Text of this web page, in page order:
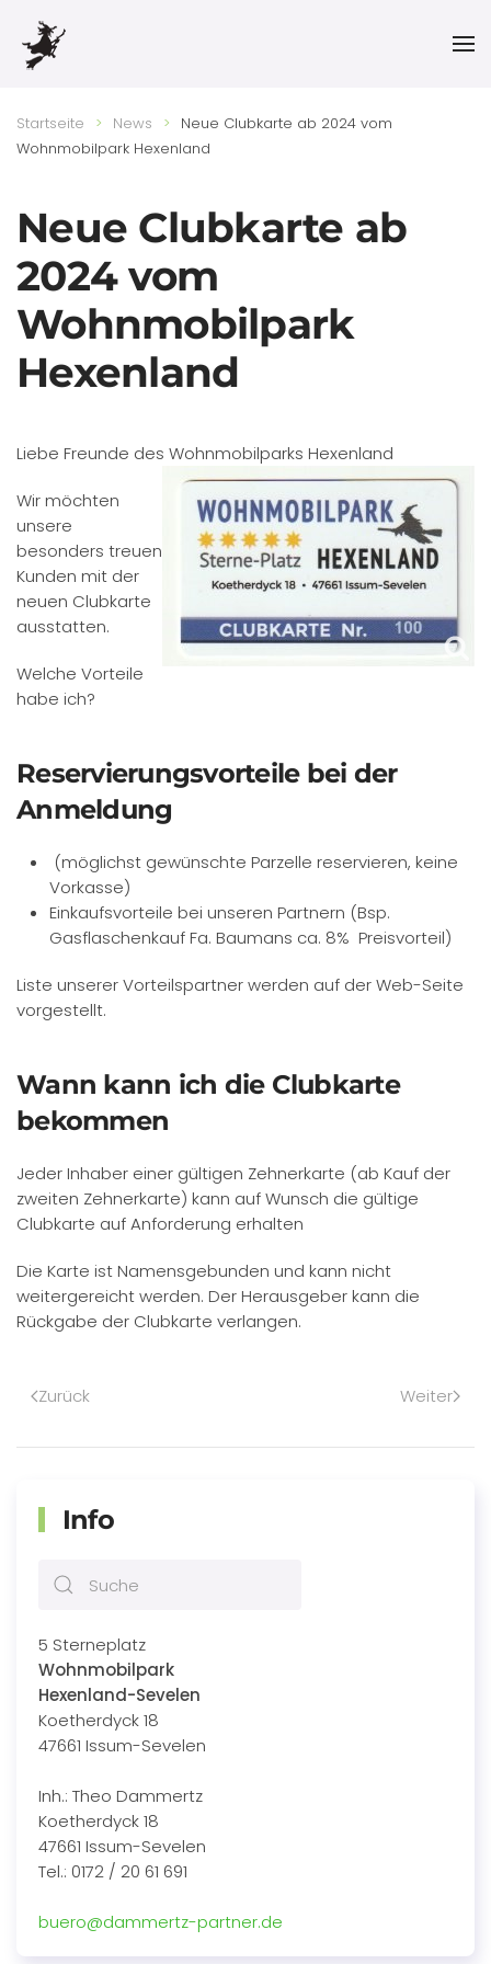
Skip to main content
Startseite News
Neue Clubkarte ab 2024 vom
Wohnmobilpark Hexenland
Neue Clubkarte ab
2024 vom
Wohnmobilpark
Hexenland
Liebe Freunde des Wohnmobilparks Hexenland
Wir möchten
unsere
besonders treuen
Kunden mit der
neuen Clubkarte
ausstatten.
Welche Vorteile
habe ich?
Reservierungsvorteile bei der
Anmeldung
(möglichst gewünschte Parzelle reservieren, keine
Vorkasse)
Einkaufsvorteile bei unseren Partnern (Bsp.
Gasflaschenkauf Fa. Baumans ca. 8% Preisvorteil)
Liste unserer Vorteilspartner werden auf der Web-Seite
vorgestellt.
Wann kann ich die Clubkarte
bekommen
Jeder Inhaber einer gültigen Zehnerkarte (ab Kauf der
zweiten Zehnerkarte) kann auf Wunsch die gültige
Clubkarte auf Anforderung erhalten
Die Karte ist Namensgebunden und kann nicht
weitergereicht werden. Der Herausgeber kann die
Rückgabe der Clubkarte verlangen.
Zurück Weiter
Info
5 Sterneplatz
Wohnmobilpark
Hexenland-Sevelen
Koetherdyck 18
47661 Issum-Sevelen
Inh.: Theo Dammertz
Koetherdyck 18
47661 Issum-Sevelen
Tel.: 0172 / 20 61 691
buero@dammertz-partner.de